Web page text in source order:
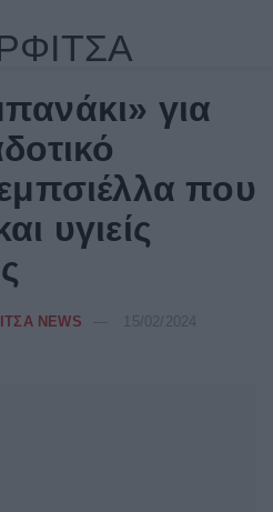
για
που
υγιείς
NEWS
15/02/2024